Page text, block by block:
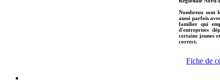
Nombreux sont
aussi parfois
familier qui
d'entreprises
certains jeunes
correct.
Fiche de